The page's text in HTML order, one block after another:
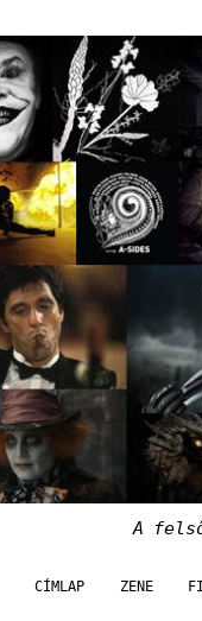
A
CÍMLAP ZENE